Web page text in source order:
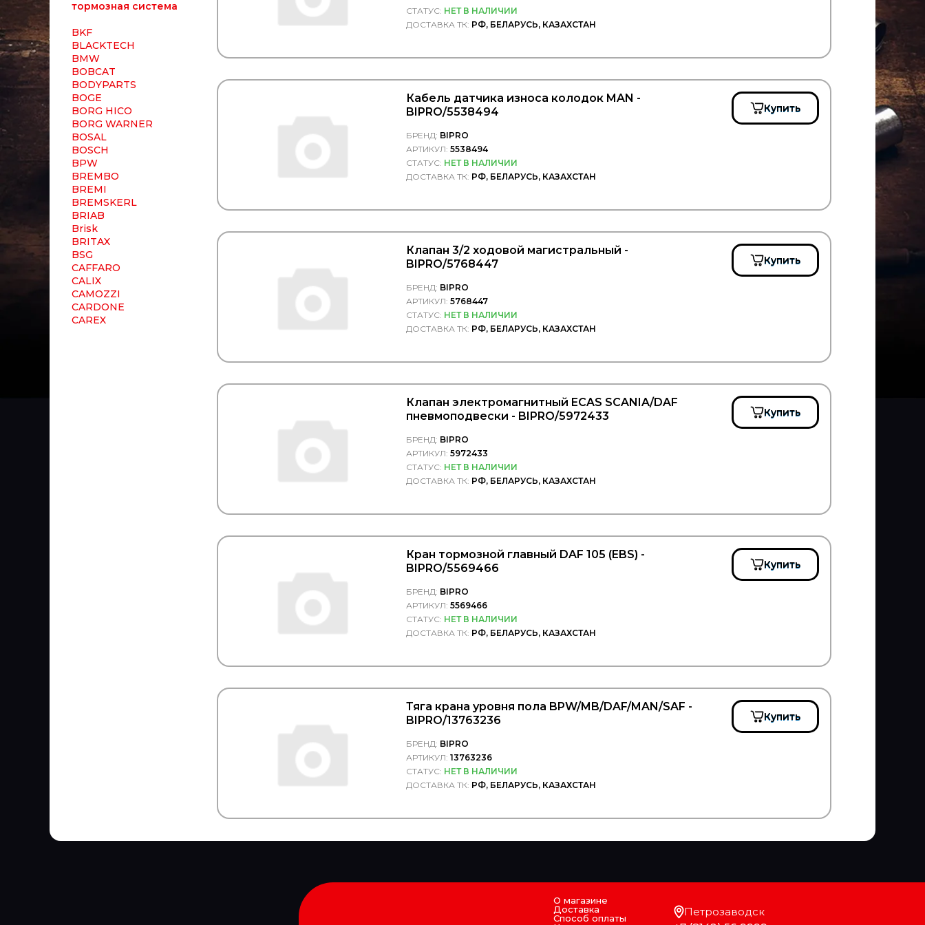
тормозная система
BKF
BLACKTECH
BMW
BOBCAT
BODYPARTS
BOGE
BORG HICO
BORG WARNER
BOSAL
BOSCH
BPW
BREMBO
BREMI
BREMSKERL
BRIAB
Brisk
BRITAX
BSG
CAFFARO
CALIX
CAMOZZI
CARDONE
CAREX
CUMMINS
СТАТУС: НЕТ В НАЛИЧИИ
ДОСТАВКА ТК: РФ, БЕЛАРУСЬ, КАЗАХСТАН
Кабель датчика износа колодок MAN -
BIPRO/5538494
БРЕНД: BIPRO
АРТИКУЛ:5538494
СТАТУС: НЕТ В НАЛИЧИИ
ДОСТАВКА ТК: РФ, БЕЛАРУСЬ, КАЗАХСТАН
Купить
Клапан 3/2 ходовой магистральный -
BIPRO/5768447
БРЕНД: BIPRO
АРТИКУЛ:5768447
СТАТУС: НЕТ В НАЛИЧИИ
ДОСТАВКА ТК: РФ, БЕЛАРУСЬ, КАЗАХСТАН
Купить
Клапан электромагнитный ECAS SCANIA/DAF
пневмоподвески - BIPRO/5972433
БРЕНД: BIPRO
АРТИКУЛ:5972433
СТАТУС: НЕТ В НАЛИЧИИ
ДОСТАВКА ТК: РФ, БЕЛАРУСЬ, КАЗАХСТАН
Купить
Кран тормозной главный DAF 105 (EBS) -
BIPRO/5569466
БРЕНД: BIPRO
АРТИКУЛ:5569466
СТАТУС: НЕТ В НАЛИЧИИ
ДОСТАВКА ТК: РФ, БЕЛАРУСЬ, КАЗАХСТАН
Купить
Тяга крана уровня пола BPW/MB/DAF/MAN/SAF -
BIPRO/13763236
БРЕНД: BIPRO
АРТИКУЛ:13763236
СТАТУС: НЕТ В НАЛИЧИИ
ДОСТАВКА ТК: РФ, БЕЛАРУСЬ, КАЗАХСТАН
Купить
О магазине
Доставка
Способ оплаты
Петрозаводск